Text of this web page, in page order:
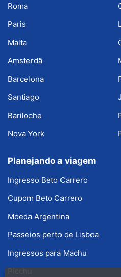
Roma
Paris
Malta
Amsterdã
Barcelona
Santiago
Bariloche
Nova York
Planejando a viagem
Ingresso Beto Carrero
Cupom Beto Carrero
Moeda Argentina
Passeios perto de Lisboa
Ingressos para Machu
Picchu